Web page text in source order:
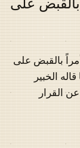
بالقبض على
الخبير
القرار